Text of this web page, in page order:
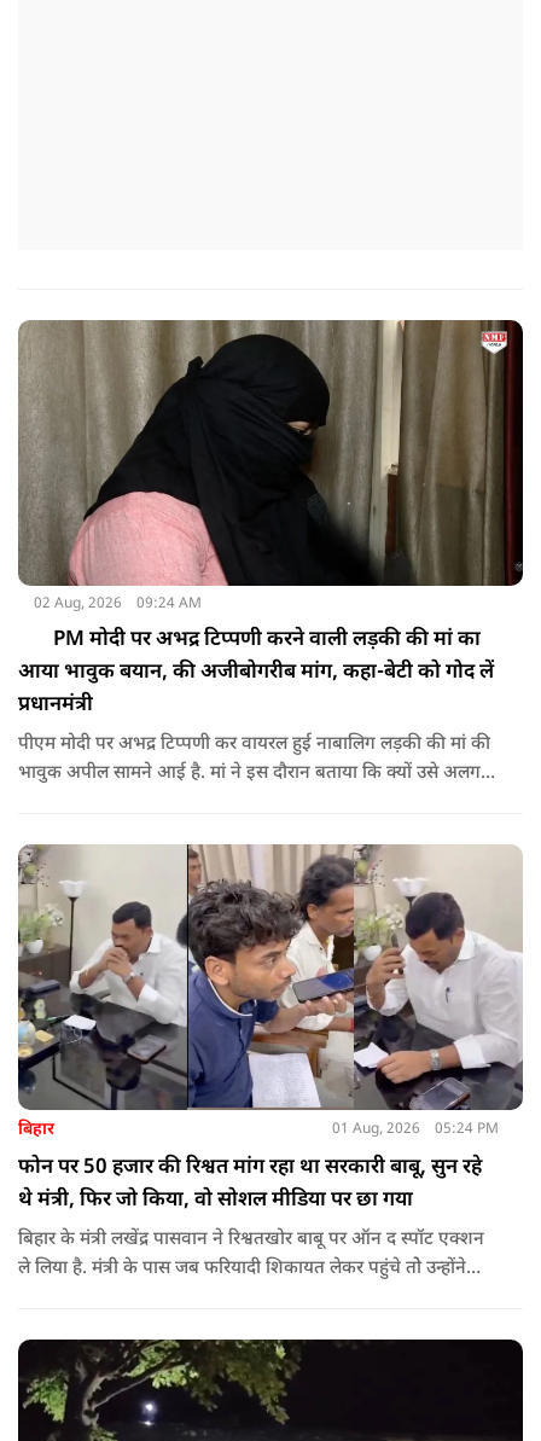
02 Aug, 2026 09:24 AM
PM मोदी पर अभद्र टिप्पणी करने वाली लड़की की मां का
आया भावुक बयान, की अजीबोगरीब मांग, कहा-बेटी को गोद लें
प्रधानमंत्री
पीएम मोदी पर अभद्र टिप्पणी कर वायरल हुई नाबालिग लड़की की मां की
भावुक अपील सामने आई है. मां ने इस दौरान बताया कि क्यों उसे अलग
को गोद लेने के लिए पीएम से अपील भी की है.
बिहार 01 Aug, 2026 05:24 PM
फोन पर 50 हजार की रिश्वत मांग रहा था सरकारी बाबू, सुन रहे
थे मंत्री, फिर जो किया, वो सोशल मीडिया पर छा गया
बिहार के मंत्री लखेंद्र पासवान ने रिश्वतखोर बाबू पर ऑन द स्पॉट एक्शन
ले लिया है. मंत्री के पास जब फरियादी शिकायत लेकर पहुंचे तोे उन्होंने